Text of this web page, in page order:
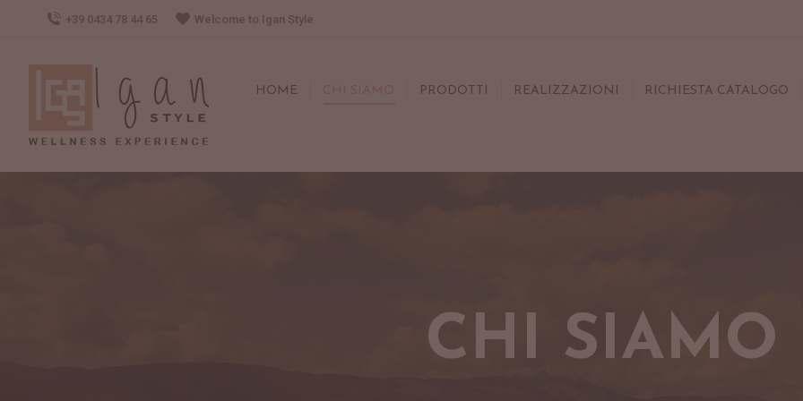
+39 0434 78 44 65 Welcome to Igan Style
HOME PRODOTTI REALIZZAZIONI RICHIESTA CATALOGO
CHI SIAMO